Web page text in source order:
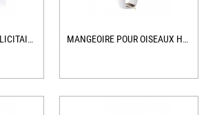
3 POTS À HERBES PUBLICITAIRES MANGEOIRE POUR OISEAUX HOOT PERSONNALISABLE